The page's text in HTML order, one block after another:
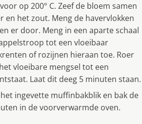
op 200° C. Zeef de bloem samen
en het zout. Meng de havervlokken
er door. Meng in een aparte schaal
tot een vloeibaar
of rozijnen hieraan toe. Roer
vloeibare mengsel tot een
Laat dit deeg 5 minuten staan.
ingevette muffinbakblik en bak de
in de voorverwarmde oven.